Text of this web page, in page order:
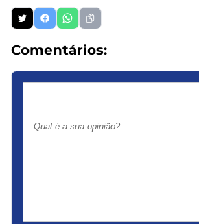
Comentários: